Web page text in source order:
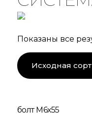
Показаны все
болт М6х55